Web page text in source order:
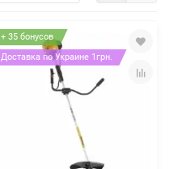
+ 35 бонусов
Доставка по Украине 1грн.